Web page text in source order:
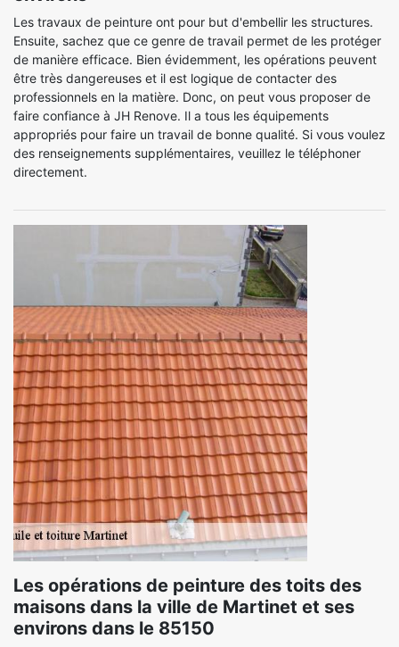
Les travaux de peinture ont pour but d'embellir les structures.
Ensuite, sachez que ce genre de travail permet de les protéger
de manière efficace. Bien évidemment, les opérations peuvent
être très dangereuses et il est logique de contacter des
professionnels en la matière. Donc, on peut vous proposer de
faire confiance à JH Renove. Il a tous les équipements
appropriés pour faire un travail de bonne qualité. Si vous voulez
des renseignements supplémentaires, veuillez le téléphoner
directement.
Les opérations de peinture des toits des
maisons dans la ville de Martinet et ses
environs dans le 85150